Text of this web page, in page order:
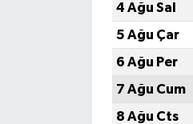
4 Ağu Sal
5 Ağu Çar
6 Ağu Per
7 Ağu Cum
8 Ağu Cts